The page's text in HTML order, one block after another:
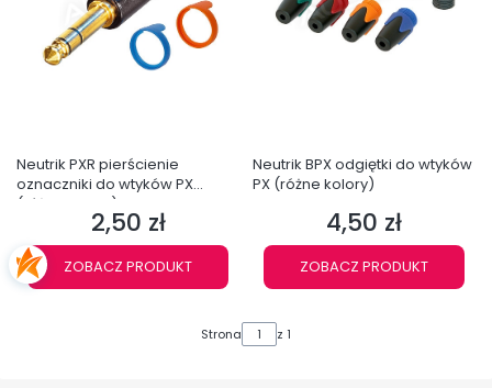
Neutrik PXR pierścienie
oznaczniki do wtyków PX
(różne kolory)
Cena
2,50 zł
ZOBACZ PRODUKT
Neutrik BPX odgiętki do wtyków
PX (różne kolory)
Cena
4,50 zł
ZOBACZ PRODUKT
Strona z 1